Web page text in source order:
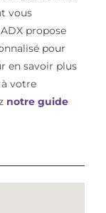
vous
propose
pour
en savoir plus
votre
notre guide